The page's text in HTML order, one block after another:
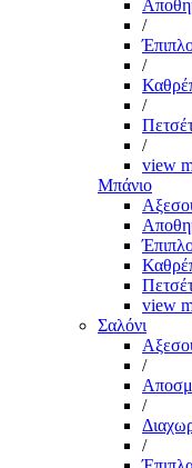
/
/
/
/
view
Μπάνιο
view
Σαλόνι
/
/
/